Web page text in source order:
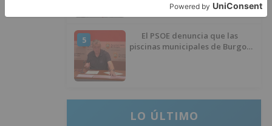
5
El PSOE denuncia que las
piscinas municipales de Burgos
LO ÚLTIMO